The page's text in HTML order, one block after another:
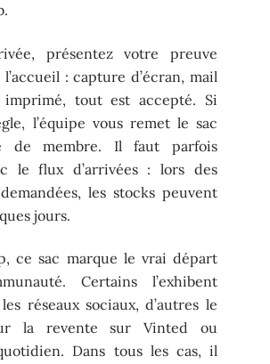
présentez votre preuve
: capture d’écran, mail
tout est accepté. Si
l’équipe vous remet le sac
de membre. Il faut parfois
le flux d’arrivées : lors des
les stocks peuvent
jours.
ce sac marque le vrai départ
Certains l’exhibent
réseaux sociaux, d’autres le
la revente sur Vinted ou
Dans tous les cas, il